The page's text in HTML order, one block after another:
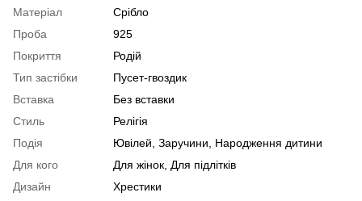
Матеріал
Срібло
Проба
925
Покриття
Родій
Тип застібки
Пусет-гвоздик
Вставка
Без вставки
Стиль
Релігія
Подія
Ювілей, Заручини, Народження дитини
Для кого
Для жінок, Для підлітків
Дизайн
Хрестики